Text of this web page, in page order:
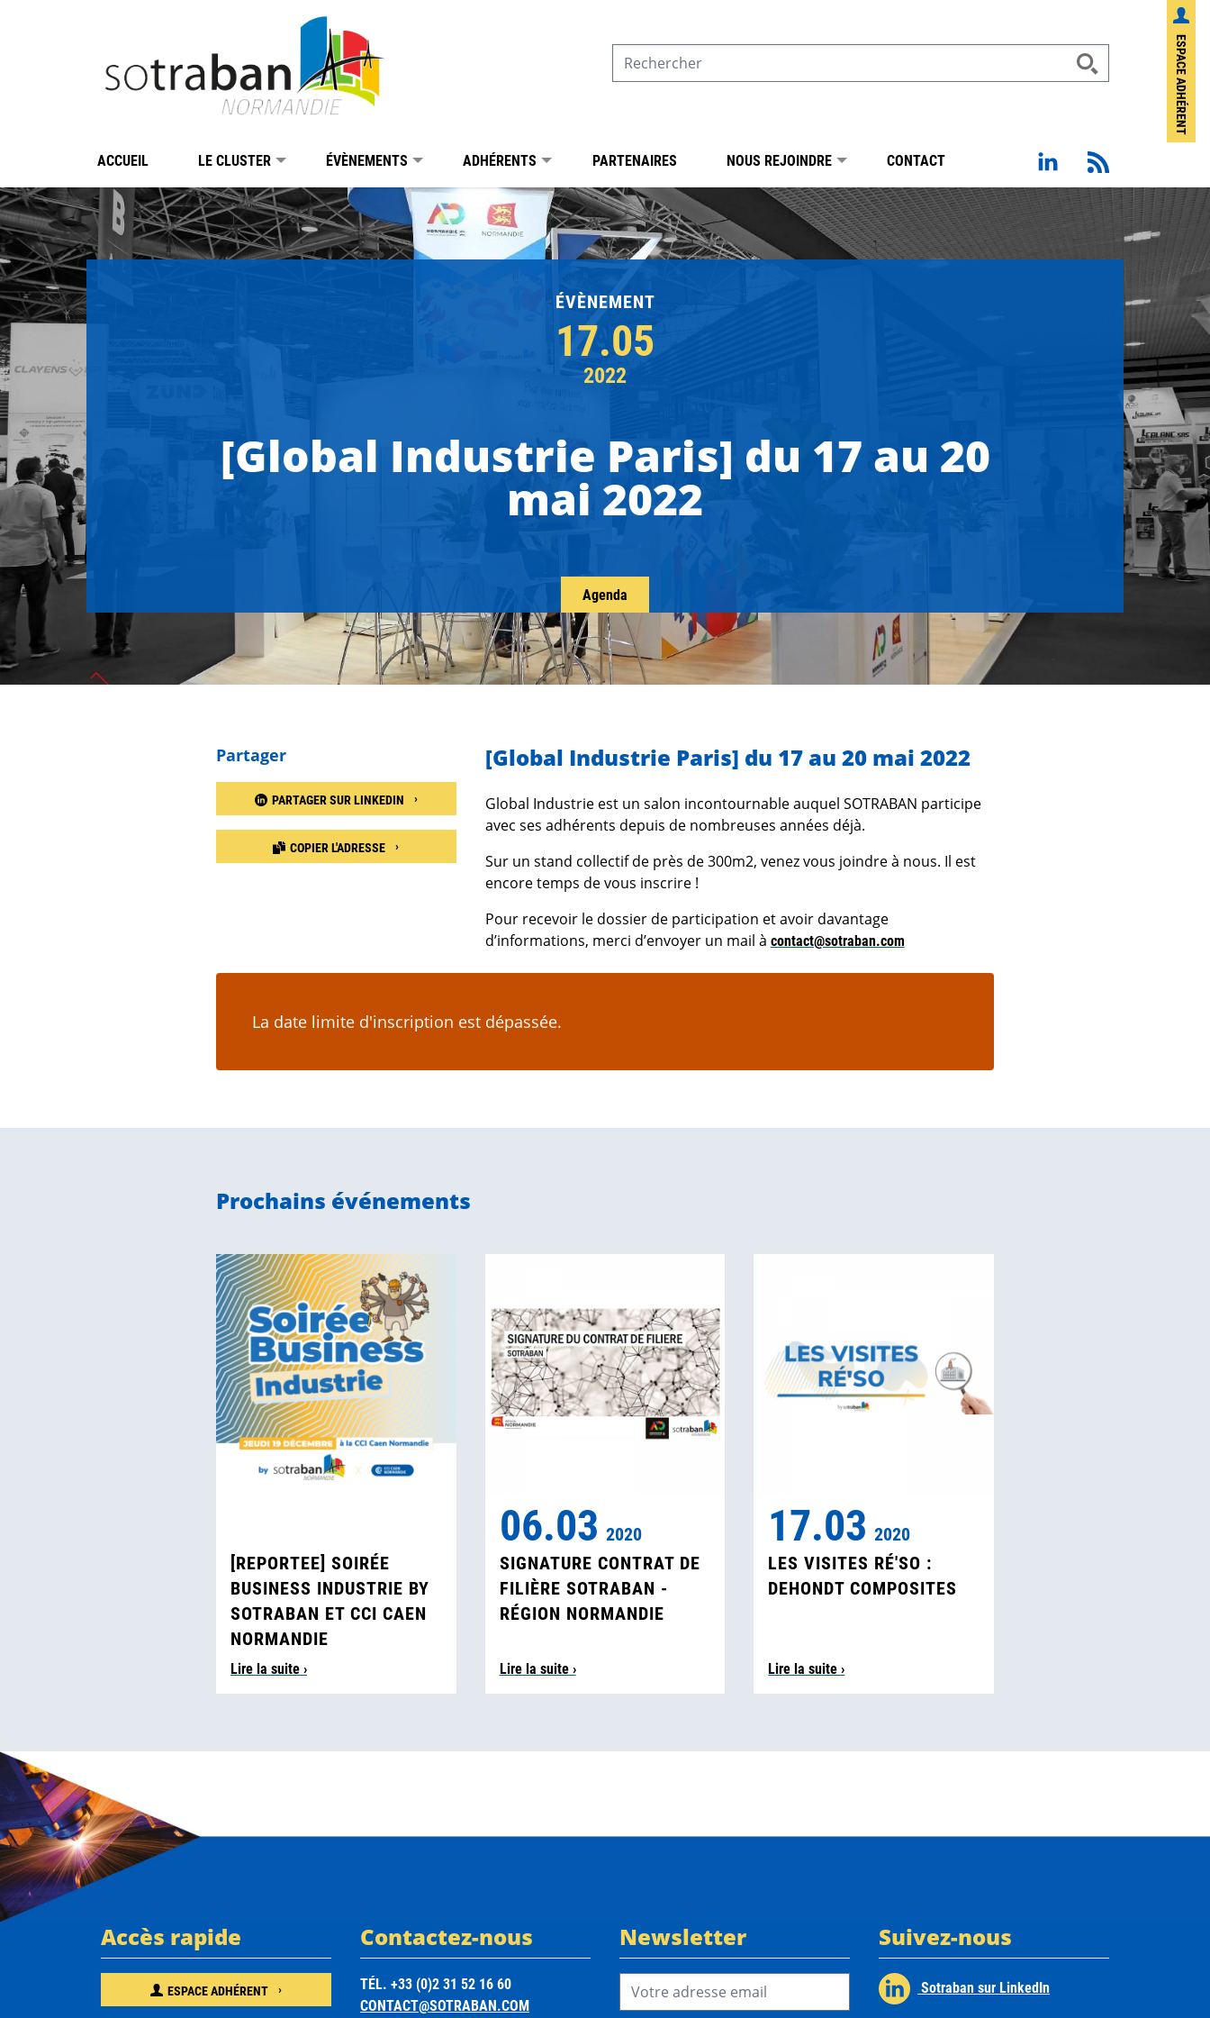
ESPACE ADHÉRENT
ACCUEIL LE CLUSTER ÉVÈNEMENTS ADHÉRENTS PARTENAIRES NOUS REJOINDRE CONTACT Page Linkedin de
ÉVÈNEMENT
17.05
2022
[Global Industrie Paris] du 17 au 20
mai 2022
Agenda
[Global Industrie Paris] du 17 au 20 mai 2022
Global Industrie est un salon incontournable auquel SOTRABAN participe
avec ses adhérents depuis de nombreuses années déjà.
Sur un stand collectif de près de 300m2, venez vous joindre à nous. Il est
encore temps de vous inscrire !
Pour recevoir le dossier de participation et avoir davantage
d’informations, merci d’envoyer un mail à contact@sotraban.com
Partager
PARTAGER SUR LINKEDIN
COPIER L'ADRESSE
La date limite d'inscription est dépassée.
Prochains événements
[REPORTEE] SOIRÉE
BUSINESS INDUSTRIE BY
SOTRABAN ET CCI CAEN
NORMANDIE
Lire la suite ›
06.03 2020
SIGNATURE CONTRAT DE
FILIÈRE SOTRABAN -
RÉGION NORMANDIE
Lire la suite ›
17.03 2020
LES VISITES RÉ'SO :
DEHONDT COMPOSITES
Lire la suite ›
Accès rapide
ESPACE ADHÉRENT
Contactez-nous
TÉL. +33 (0)2 31 52 16 60
CONTACT@SOTRABAN.COM
Newsletter
Email Address*
Suivez-nous
Sotraban sur LinkedIn